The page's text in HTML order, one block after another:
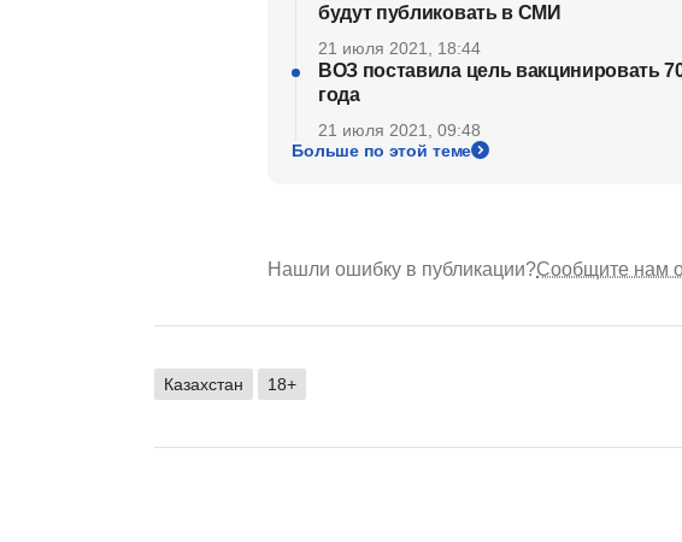
будут публиковать в СМИ
21 июля 2021, 18:44
ВОЗ поставила цель вакцинировать
года
21 июля 2021, 09:48
Больше по этой теме
Нашли ошибку в публикации?Сообщите нам
Казахстан 18+